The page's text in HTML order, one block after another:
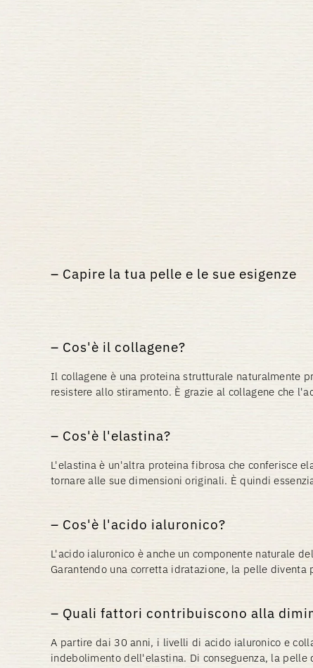
Capire la tua pelle e le sue esigenze
Cos'è il collagene?
Il collagene è una proteina strutturale naturalmente
resistere allo stiramento. È grazie al collagene che
Cos'è l'elastina?
L'elastina è un'altra proteina fibrosa che conferisce
tornare alle sue dimensioni originali. È quindi
Cos'è l'acido ialuronico?
L'acido ialuronico è anche un componente naturale
Garantendo una corretta idratazione, la pelle diventa
Quali fattori contribuiscono alla
A partire dai 30 anni, i livelli di acido ialuronico e
indebolimento dell'elastina. Di conseguenza, la